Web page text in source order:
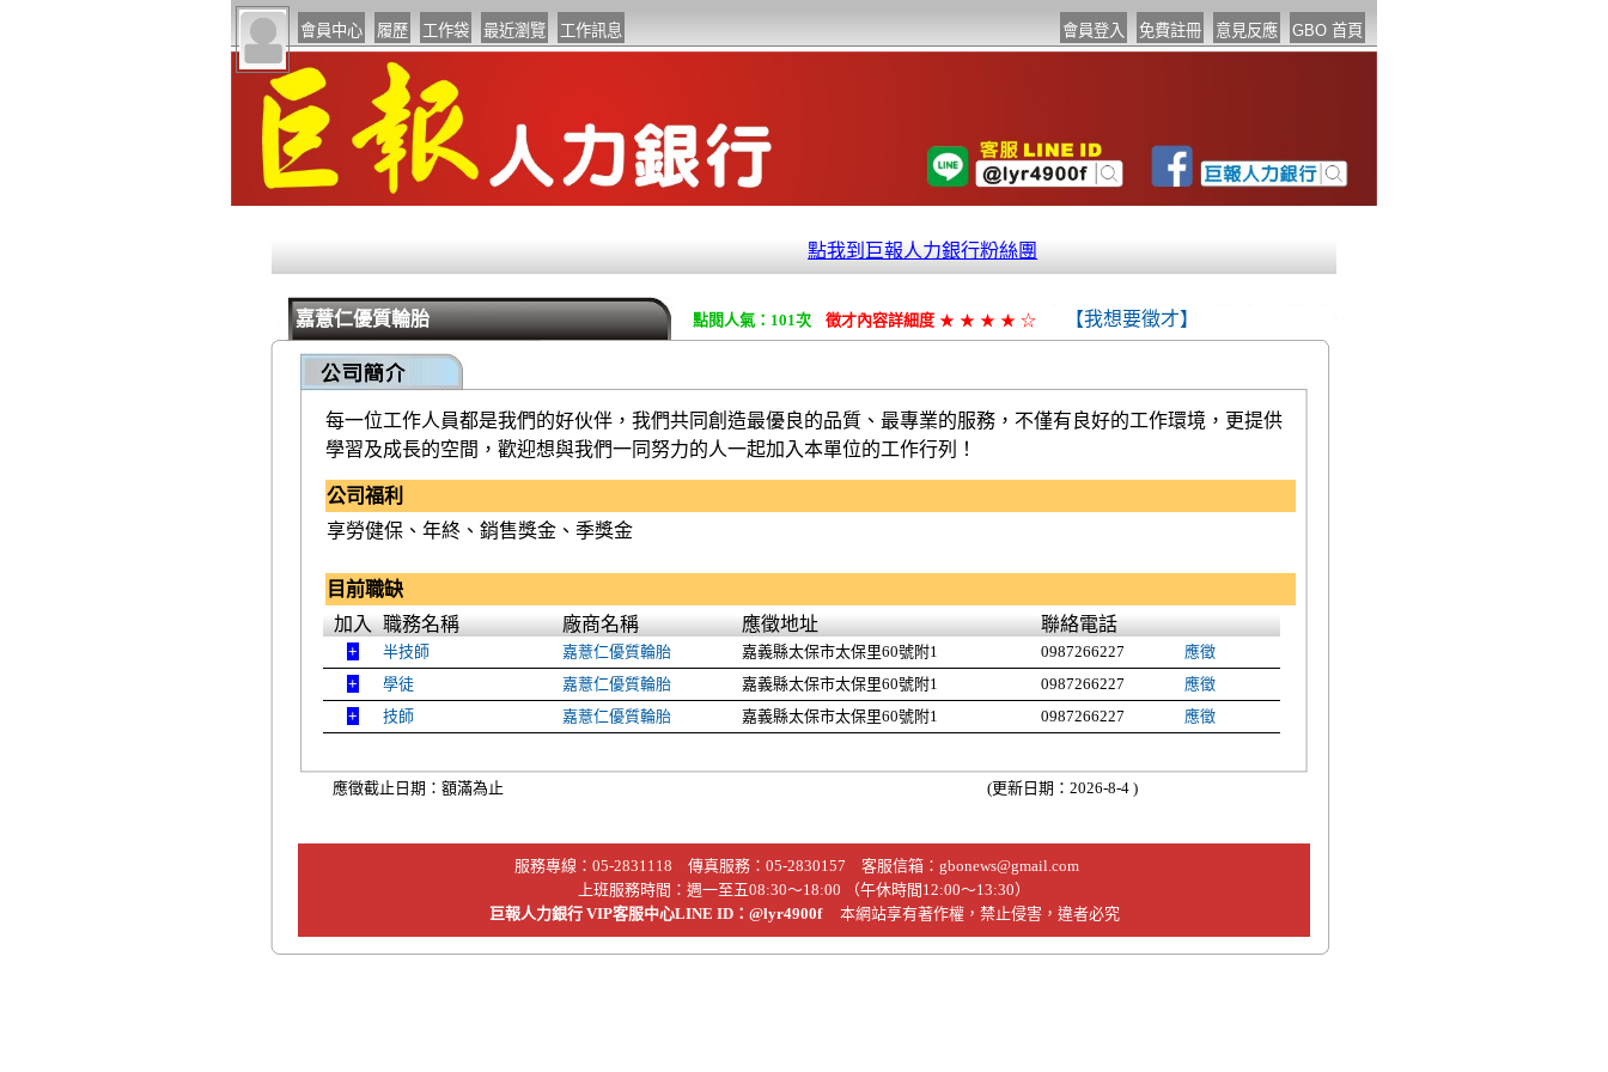
點我到巨報人力銀行粉絲團
嘉薏仁優質輪胎 點閱人氣：101次 徵才內容詳細度 ★ ★ ★ ★ ☆ 【我想要徵才】
每一位工作人員都是我們的好伙伴，我們共同創造最優良的品質、最專業的服務，不僅有良好的工作環境，更提供
學習及成長的空間，歡迎想與我們一同努力的人一起加入本單位的工作行列！
公司福利
享勞健保、年終、銷售獎金、季獎金
目前職缺
加入 職務名稱 廠商名稱 應徵地址 聯絡電話
半技師 嘉薏仁優質輪胎 嘉義縣太保市太保里60號附1 0987266227
應徵
學徒
嘉薏仁優質輪胎 嘉義縣太保市太保里60號附1 0987266227
應徵
技師
嘉薏仁優質輪胎 嘉義縣太保市太保里60號附1 0987266227 應徵
應徵截止日期：額滿為止 (更新日期：2026-8-4 )
服務專線： 05-2831118 傳真服務：05-2830157 客服信箱： gbonews@gmail.com
上班服務時間：週一至五08:30～18:00 （午休時間12:00～13:30）
巨報人力銀行 VIP客服中心LINE ID：@lyr4900f
本網站享有著作權，禁止侵害，違者必究